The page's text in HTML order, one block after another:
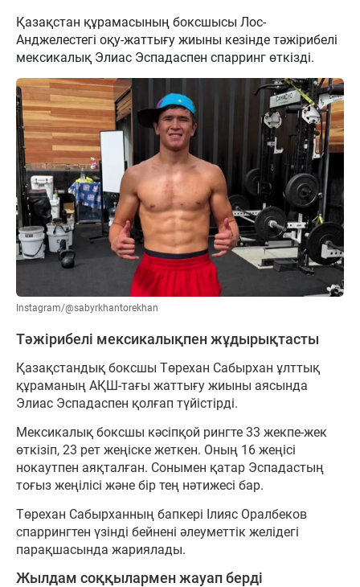
Қазақстан құрамасының боксшысы Лос-
Анджелестегі оқу-жаттығу жиыны кезінде тәжірибелі
мексикалық Элиас Эспадаспен спарринг өткізді.
Instagram/@sabyrkhantorekhan
Тәжірибелі мексикалықпен жұдырықтасты
Қазақстандық боксшы Төрехан Сабырхан ұлттық
құраманың АҚШ-тағы жаттығу жиыны аясында
Элиас Эспадаспен қолғап түйістірді.
Мексикалық боксшы кәсіпқой рингте 33 жекпе-жек
өткізіп, 23 рет жеңіске жеткен. Оның 16 жеңісі
нокаутпен аяқталған. Сонымен қатар Эспадастың
тоғыз жеңілісі және бір тең нәтижесі бар.
Төрехан Сабырханның бапкері Ілияс Оралбеков
спаррингтен үзінді бейнені әлеуметтік желідегі
парақшасында жариялады.
Жылдам соққылармен жауап берді